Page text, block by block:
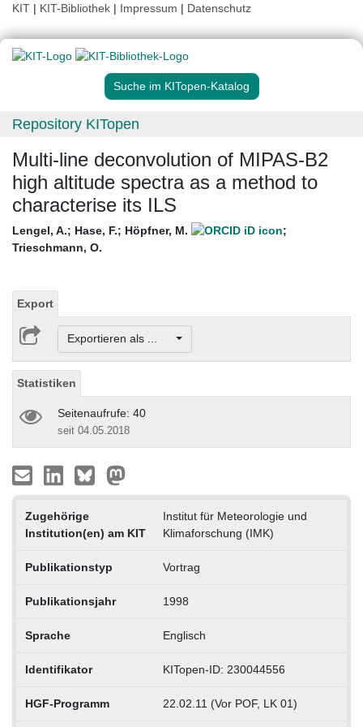
KIT | KIT-Bibliothek | Impressum | Datenschutz
Suche im KITopen-Katalog
Repository KITopen
Multi-line deconvolution of MIPAS-B2
high altitude spectra as a method to
characterise its ILS
Lengel, A.; Hase, F.; Höpfner, M.
;
Trieschmann, O.
Export
Exportieren als ...
Statistiken
Seitenaufrufe: 40
seit 04.05.2018
Zugehörige
Institution(en) am KIT
Institut für Meteorologie und
Klimaforschung (IMK)
Publikationstyp Vortrag
Publikationsjahr 1998
Sprache Englisch
Identifikator KITopen-ID: 230044556
HGF-Programm 22.02.11 (Vor POF, LK 01)